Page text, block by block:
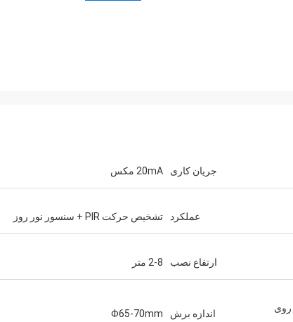
جریان کاری 20mA مکس
عملکرد تشخیص حرکت PIR + سنسور نور روز
ارتفاع نصب 2-8 متر
روی اندازه برش Φ65-70mm